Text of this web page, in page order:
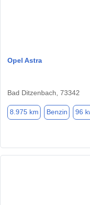
Opel Astra
Bad Ditzenbach, 73342
8.975 km Benzin 96